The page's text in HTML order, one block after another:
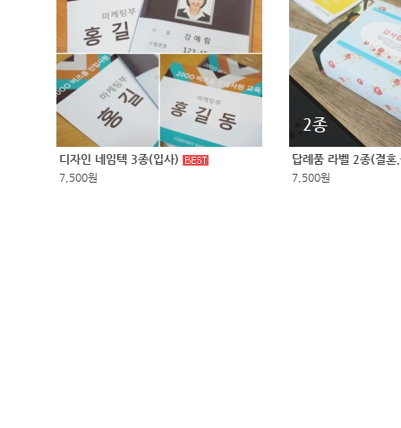
디자인 네임텍 3종(입사)
7,500원
2종
답례품 라벨 2종(결
7,500원